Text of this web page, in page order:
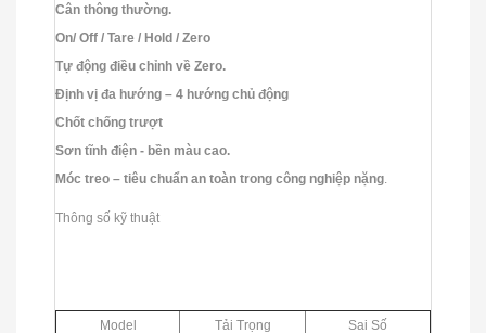
Cân thông thường.
On/ Off / Tare / Hold / Zero
Tự động điều chỉnh về Zero.
Định vị đa hướng – 4 hướng chủ động
Chốt chống trượt
Sơn tĩnh điện - bền màu cao.
Móc treo – tiêu chuẩn an toàn trong công nghiệp nặng
Thông số kỹ thuật
Model Tải Trọng Sai Số